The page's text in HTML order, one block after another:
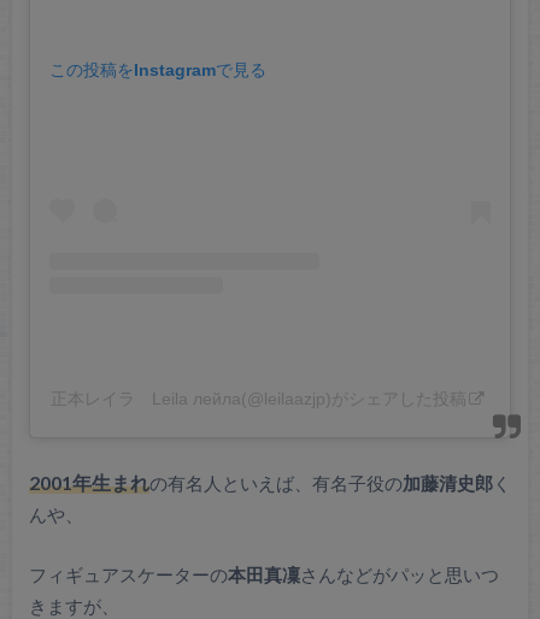
この投稿をInstagramで見る
正本レイラ Leila лейла(@leilaazjp)がシェアした投稿
2001年生まれの有名人といえば、有名子役の加藤清史郎く
んや、
フィギュアスケーターの本田真凜さんなどがパッと思いつ
きますが、